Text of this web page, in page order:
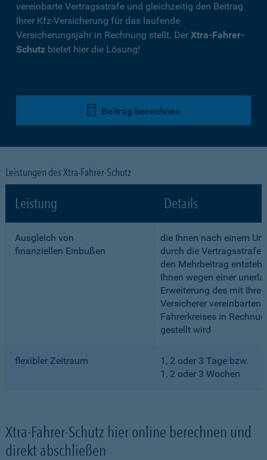
vereinbarte Vertragsstrafe und gleichzeitig den Beitrag
Ihrer Kfz-Versicherung für das laufende
Versicherungsjahr in Rechnung stellt. Der Xtra-Fahrer-
Schutz bietet hier die Lösung!
Beitrag berechnen
Leistungen des Xtra-Fahrer-Schutz
Leistung Details
Ausgleich von
finanziellen Einbußen
die Ihnen nach einem
durch die Vertragsstrafe
den Mehrbeitrag
Ihnen wegen einer
Erweiterung des mit
Versicherer vereinbarten
Fahrerkreises in
gestellt wird
flexibler Zeitraum
1, 2 oder 3 Tage bzw.
1, 2 oder 3 Wochen
Xtra-Fahrer-Schutz hier online berechnen und
direkt abschließen